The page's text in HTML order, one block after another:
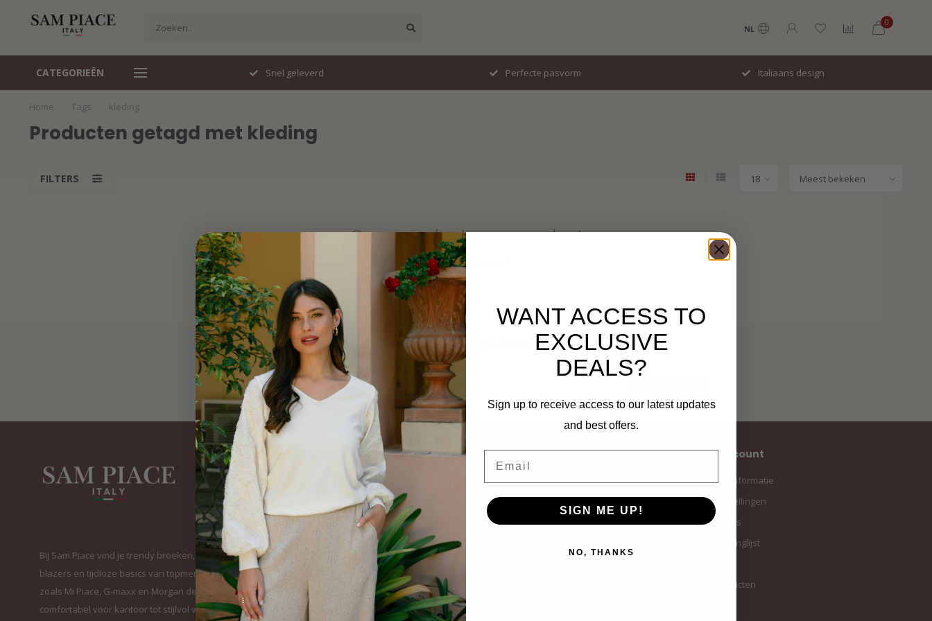
NL
0
CATEGORIEËN
Travelstof specialist Snel geleverd Perfecte pasvorm Italiaans design
Home Tags kleding
Producten getagd met kleding
FILTERS
Geen producten gevonden!
VERDER WINKELEN
Abonneer je op onze nieuwsbrief
Blijf op de hoogte over onze laatste acties
Bij Sam Piace vind je trendy broeken, elegante
blazers en tijdloze basics van topmerken
zoals Mi Piace, G-maxx en Morgan de Toi. Van
comfortabel voor kantoor tot stijlvol voor elke
Informatie
Klantenservice
Verzenden & Retourneren
Betaalmethoden
Mijn account
Account informatie
Mijn bestellingen
Mijn tickets
Mijn verlanglijst
Alle producten
WANT ACCESS TO
EXCLUSIVE
DEALS?
Sign up to receive access to our latest updates
and best offers.
SIGN ME UP!
NO, THANKS